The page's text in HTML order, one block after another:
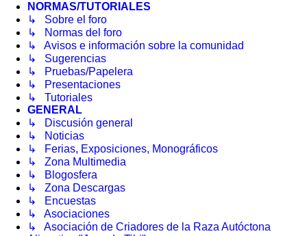
NORMAS/TUTORIALES
↳ Sobre el foro
↳ Normas del foro
↳ Avisos e información sobre la comunidad
↳ Sugerencias
↳ Pruebas/Papelera
↳ Presentaciones
↳ Tutoriales
GENERAL
↳ Discusión general
↳ Noticias
↳ Ferias, Exposiciones, Monográficos
↳ Zona Multimedia
↳ Blogosfera
↳ Zona Descargas
↳ Encuestas
↳ Asociaciones
↳ Asociación de Criadores de la Raza Autóctona